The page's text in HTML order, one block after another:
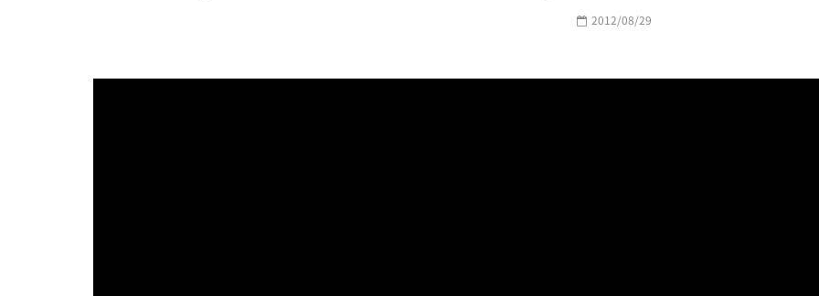
2012/08/29